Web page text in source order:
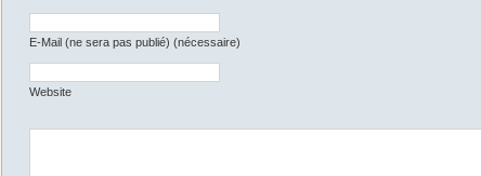
E-Mail (ne sera pas publié) (nécessaire)
Website